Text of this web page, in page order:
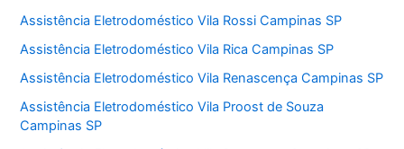
Assistência Eletrodoméstico Vila Rossi Campinas SP
Assistência Eletrodoméstico Vila Rica Campinas SP
Assistência Eletrodoméstico Vila Renascença Campinas SP
Assistência Eletrodoméstico Vila Proost de Souza
Campinas SP